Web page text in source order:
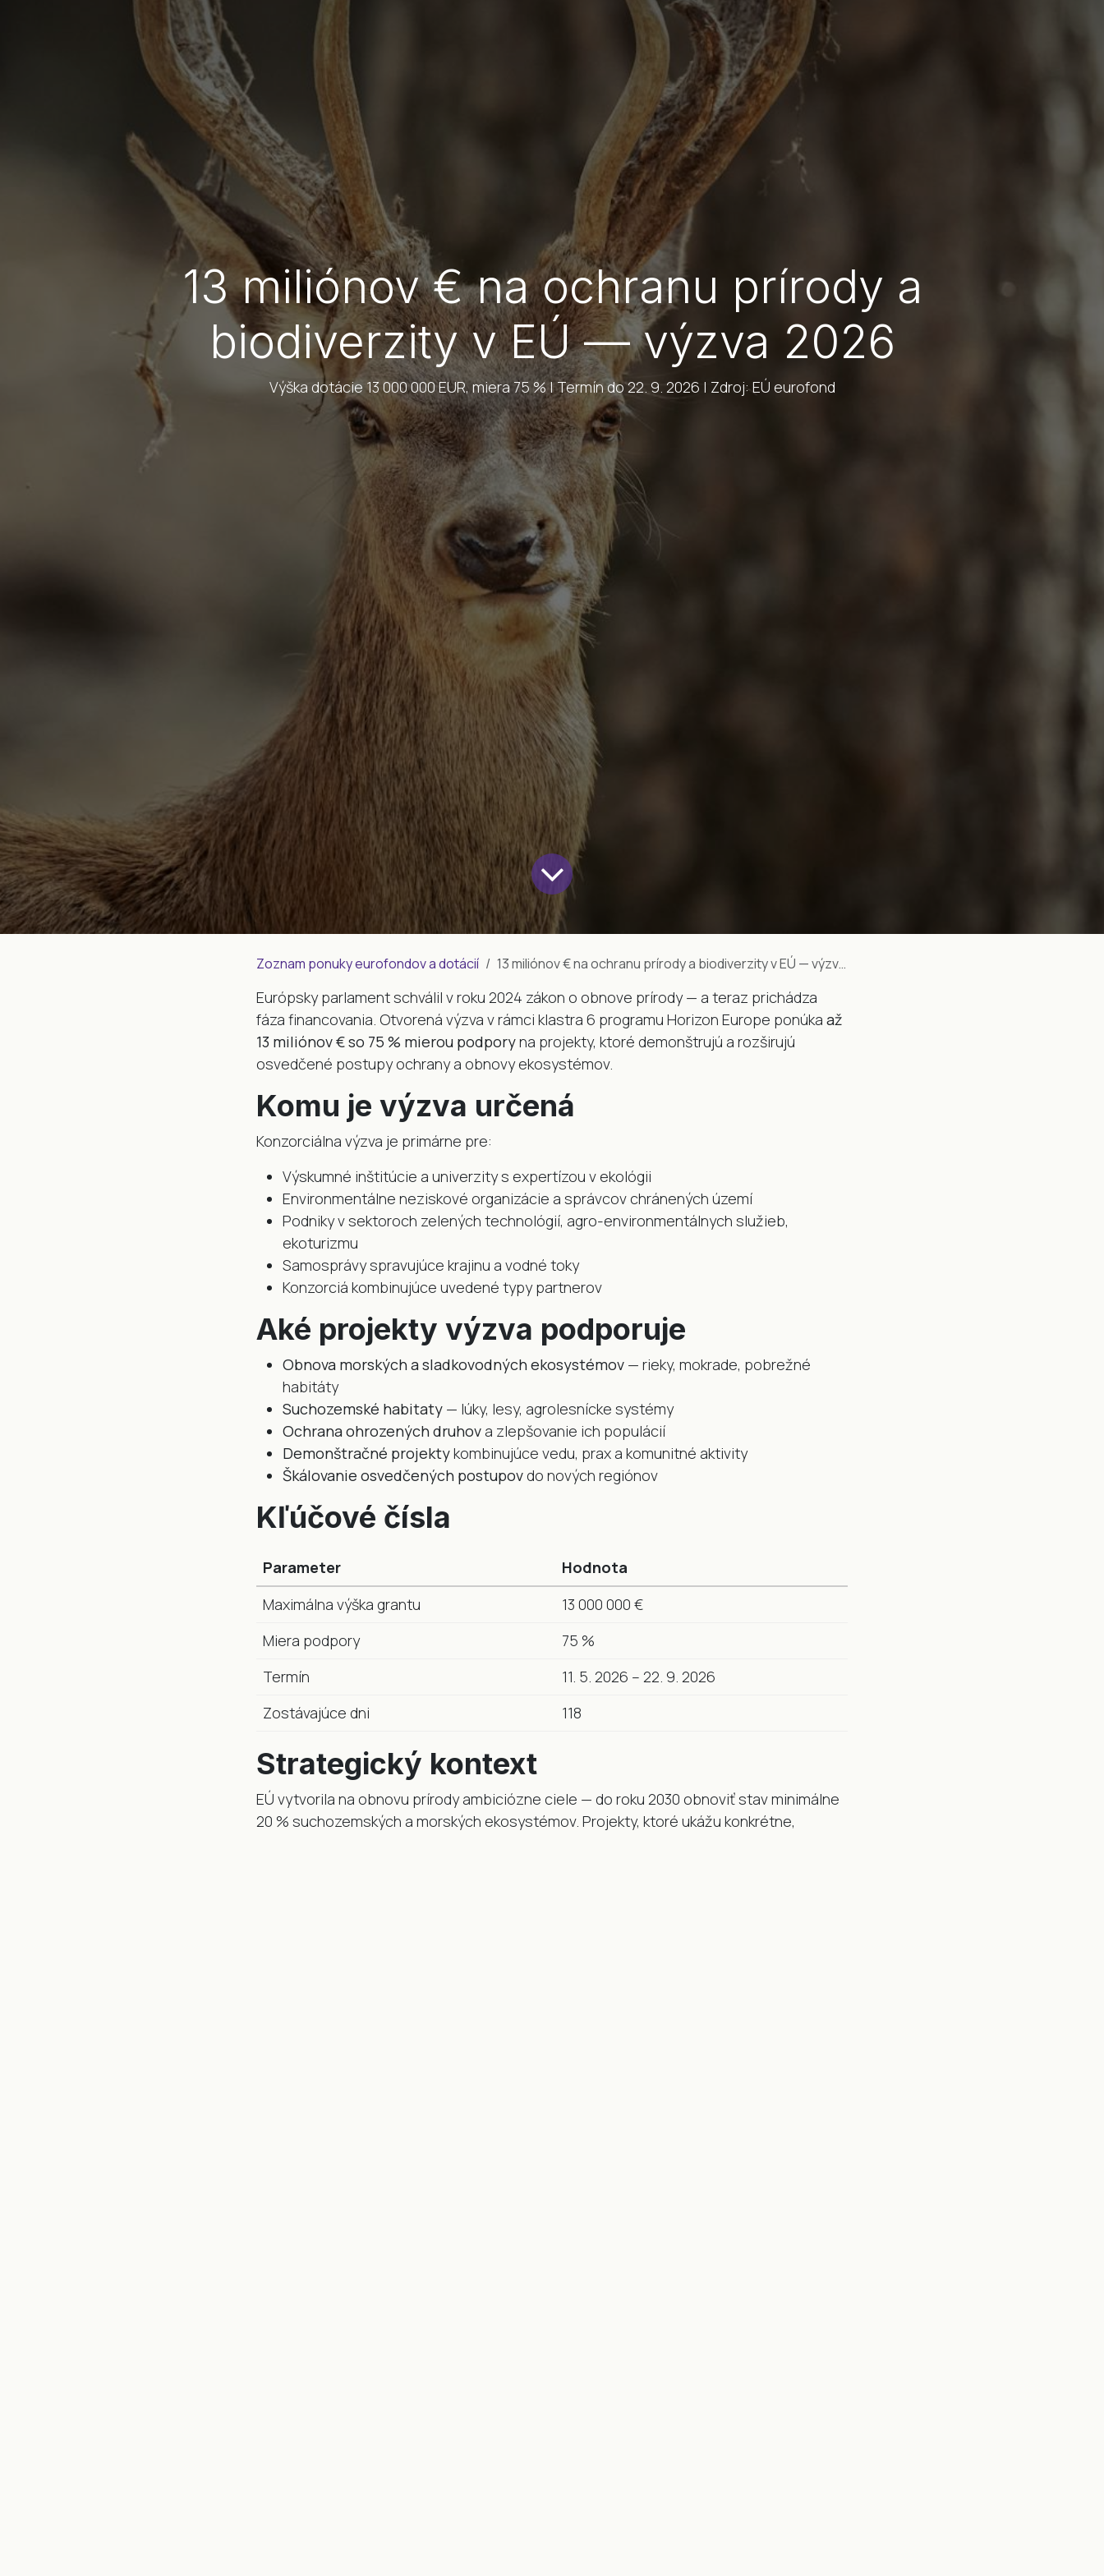
13 miliónov € na ochranu prírody a
biodiverzity v EÚ — výzva 2026
Výška dotácie 13 000 000 EUR, miera 75 % | Termín do 22. 9. 2026 | Zdroj: EÚ eurofond
Zoznam ponuky eurofondov a dotácií 13 miliónov € na ochranu prírody a biodiverzity v EÚ — výzva 2026
Európsky parlament schválil v roku 2024 zákon o obnove prírody — a teraz prichádza
fáza financovania. Otvorená výzva v rámci klastra 6 programu Horizon Europe ponúka až
13 miliónov € so 75 % mierou podporyna projekty, ktoré demonštrujú a rozširujú
osvedčené postupy ochrany a obnovy ekosystémov.
Komu je výzva určená
Konzorciálna výzva je primárne pre:
Výskumné inštitúcie a univerzity s expertízou v ekológii
Environmentálne neziskové organizácie a správcov chránených území
Podniky v sektoroch zelených technológií, agro-environmentálnych služieb,
ekoturizmu
Samosprávy spravujúce krajinu a vodné toky
Konzorciá kombinujúce uvedené typy partnerov
Aké projekty výzva podporuje
Obnova morských a sladkovodných ekosystémov — rieky, mokrade, pobrežné
habitáty
Suchozemské habitaty — lúky, lesy, agrolesnícke systémy
Ochrana ohrozených druhov a zlepšovanie ich populácií
Demonštračné projektykombinujúce vedu, prax a komunitné aktivity
Škálovanie osvedčených postupov do nových regiónov
Kľúčové čísla
Parameter
Hodnota
Maximálna výška grantu
13 000 000 €
Miera podpory
75 %
Termín
11. 5. 2026 – 22. 9. 2026
Zostávajúce dni
118
Strategický kontext
EÚ vytvorila na obnovu prírody ambiciózne ciele — do roku 2030 obnoviť stav minimálne
20 % suchozemských a morských ekosystémov. Projekty, ktoré ukážu konkrétne,